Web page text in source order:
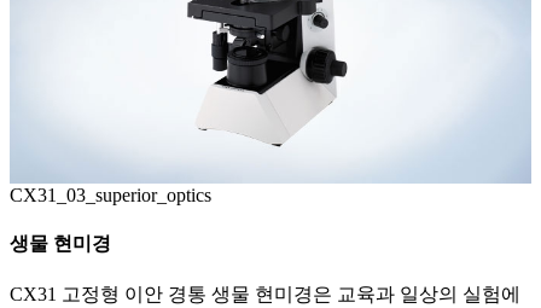
CX31_03_superior_optics
생물 현미경
CX31 고정형 이안 경통 생물 현미경은 교육과 일상의 실험에